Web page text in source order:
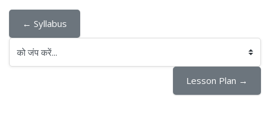
← Syllabus
को जंप करें...
Lesson Plan →